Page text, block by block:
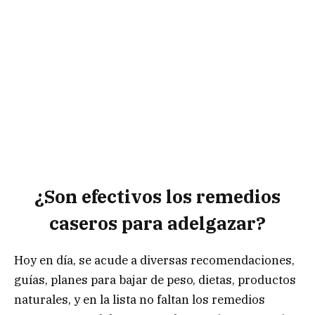
¿Son efectivos los remedios
caseros para adelgazar?
Hoy en día, se acude a diversas recomendaciones,
guías, planes para bajar de peso, dietas, productos
naturales, y en la lista no faltan los remedios